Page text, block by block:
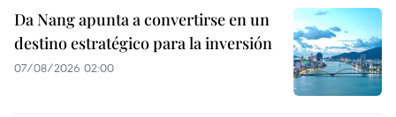
Da Nang apunta a convertirse en un
destino estratégico para la inversión
07/08/2026 02:00